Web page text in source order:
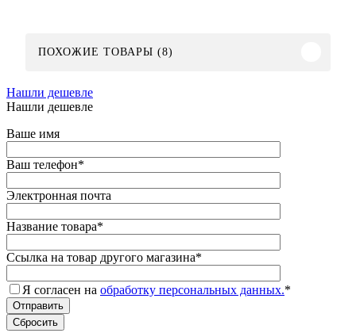
ПОХОЖИЕ ТОВАРЫ (8)
Нашли дешевле
Нашли дешевле
Ваше имя
Ваш телефон*
Электронная почта
Название товара*
Ссылка на товар другого магазина*
Я согласен на обработку персональных данных.*